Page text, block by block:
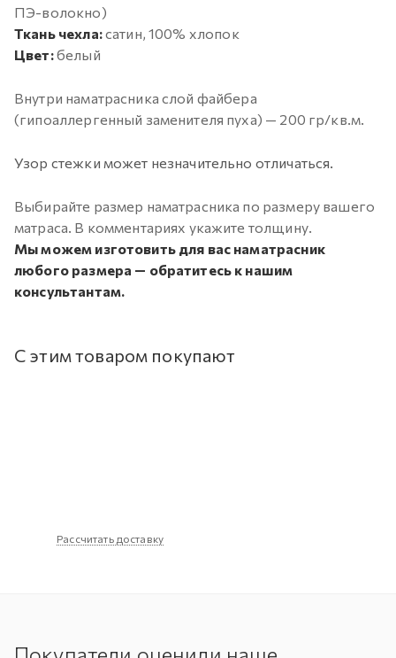
ПЭ-волокно)
Ткань чехла:сатин, 100% хлопок
Цвет:белый
Внутри наматрасника слой файбера
(гипоаллергенный заменителя пуха) — 200 гр/кв.м.
Узор стежки может незначительно отличаться.
Выбирайте размер наматрасника по размеру вашего
матраса. В комментариях укажите толщину.
Мы можем изготовить для вас наматрасник
любого размера — обратитесь к нашим
консультантам.
С этим товаром покупают
Рассчитать доставку